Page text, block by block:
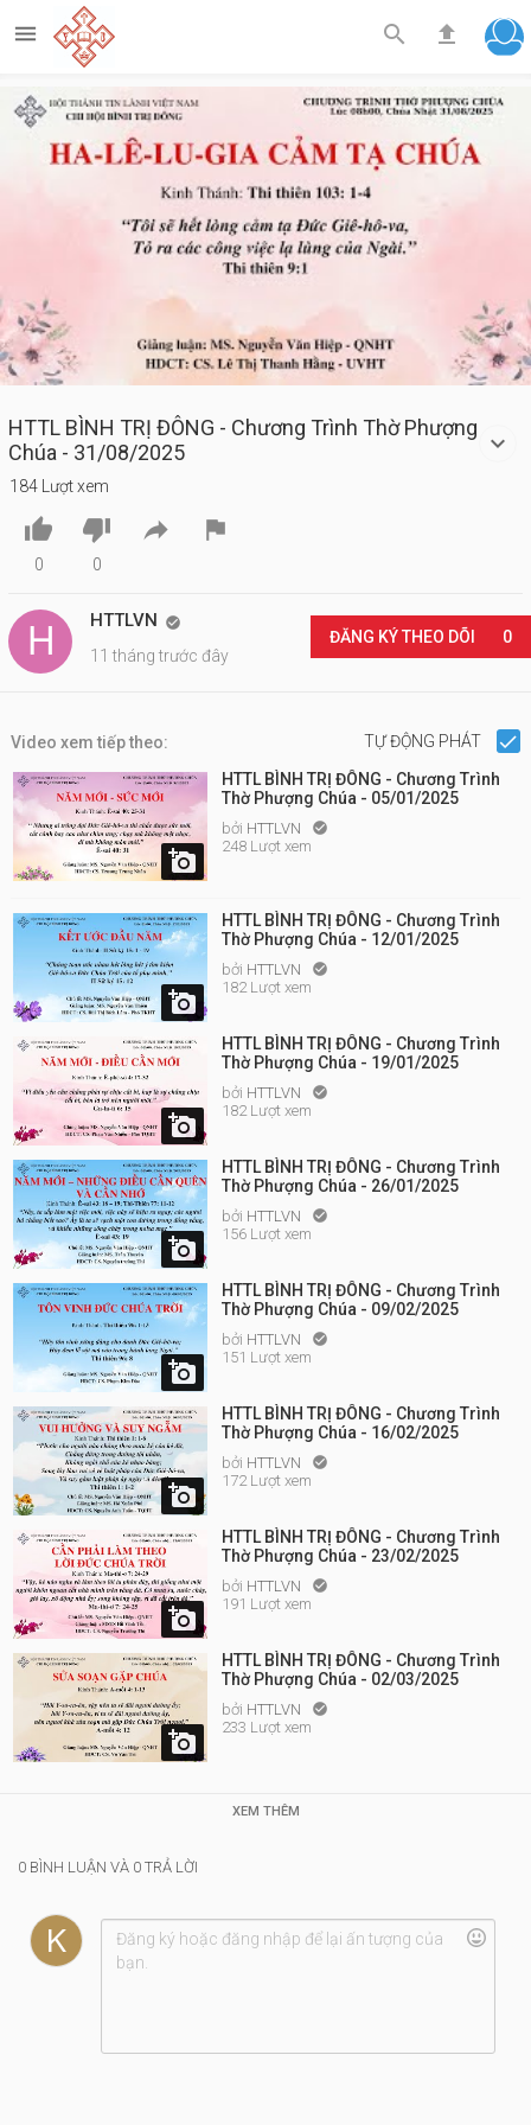
  
Play
Video
HTTL BÌNH TRỊ ĐÔNG - Chương Trình Thờ Phượng
Chúa - 31/08/2025
184 Lượt xem

0

0
 
HTTLVN 
11 tháng trước đây
ĐĂNG KÝ THEO DÕI 0
Video xem tiếp theo: TỰ ĐỘNG PHÁT

HTTL BÌNH TRỊ ĐÔNG - Chương Trình
Thờ Phượng Chúa - 05/01/2025
bởi HTTLVN 
248 Lượt xem

HTTL BÌNH TRỊ ĐÔNG - Chương Trình
Thờ Phượng Chúa - 12/01/2025
bởi HTTLVN 
182 Lượt xem

HTTL BÌNH TRỊ ĐÔNG - Chương Trình
Thờ Phượng Chúa - 19/01/2025
bởi HTTLVN 
182 Lượt xem

HTTL BÌNH TRỊ ĐÔNG - Chương Trình
Thờ Phượng Chúa - 26/01/2025
bởi HTTLVN 
156 Lượt xem

HTTL BÌNH TRỊ ĐÔNG - Chương Trình
Thờ Phượng Chúa - 09/02/2025
bởi HTTLVN 
151 Lượt xem

HTTL BÌNH TRỊ ĐÔNG - Chương Trình
Thờ Phượng Chúa - 16/02/2025
bởi HTTLVN 
172 Lượt xem

HTTL BÌNH TRỊ ĐÔNG - Chương Trình
Thờ Phượng Chúa - 23/02/2025
bởi HTTLVN 
191 Lượt xem

HTTL BÌNH TRỊ ĐÔNG - Chương Trình
Thờ Phượng Chúa - 02/03/2025
bởi HTTLVN 
233 Lượt xem
XEM THÊM
0 BÌNH LUẬN VÀ 0 TRẢ LỜI